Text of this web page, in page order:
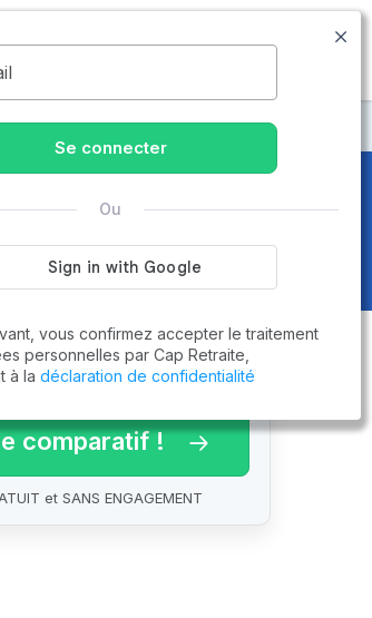
03.57.48.00.62
comparatif !
et SANS ENGAGEMENT
Se connecter
Ou
vous confirmez accepter le traitement
personnelles par Cap Retraite,
à la déclaration de confidentialité